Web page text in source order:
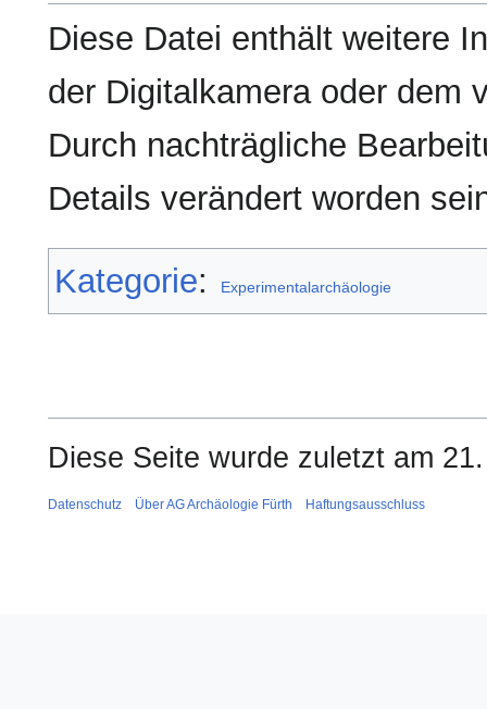
Diese Datei enthält weitere
der Digitalkamera oder dem
Durch nachträgliche
Details verändert worden
Kategorie: Experimentalarchäologie
Diese Seite wurde zuletzt am
Datenschutz Über AG Archäologie Fürth Haftungsausschluss